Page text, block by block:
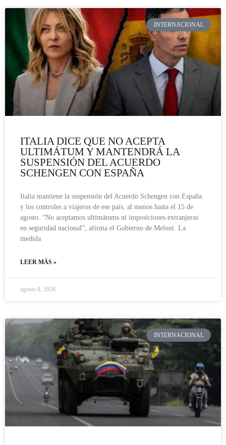
INTERNACIONAL
ITALIA DICE QUE NO ACEPTA
ULTIMÁTUM Y MANTENDRÁ LA
SUSPENSIÓN DEL ACUERDO
SCHENGEN CON ESPAÑA
Italia mantiene la suspensión del Acuerdo Schengen con España
y los controles a viajeros de ese país, al menos hasta el 15 de
agosto. “No aceptamos ultimátums ni imposiciones extranjeras
en seguridad nacional”, afirma el Gobierno de Meloni. La
medida
LEER MÁS »
agosto 8, 2026
INTERNACIONAL